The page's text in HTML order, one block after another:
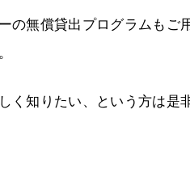
の無償貸出プログラムも
く知りたい、という方は是